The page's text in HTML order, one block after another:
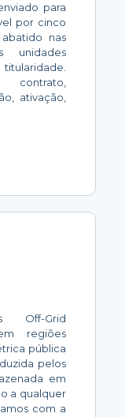
para
por cinco
nas
unidades
contrato,
ativação,
Off-Grid
regiões
pública
pelos
em
a qualquer
com a